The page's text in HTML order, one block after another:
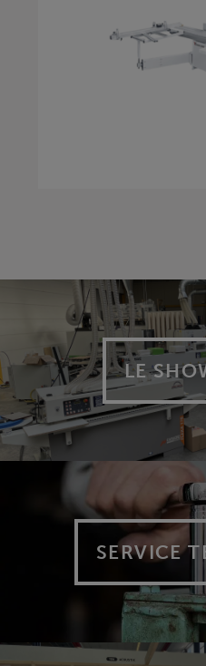
LE
SERVICE